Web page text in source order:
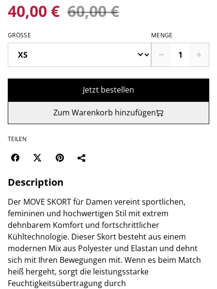
40,00 € 60,00 €
GRÖSSE MENGE
Jetzt bestellen
Zum Warenkorb hinzufügen
TEILEN
Description
Der MOVE SKORT für Damen vereint sportlichen,
femininen und hochwertigen Stil mit extrem
dehnbarem Komfort und fortschrittlicher
Kühltechnologie. Dieser Skort besteht aus einem
modernen Mix aus Polyester und Elastan und dehnt
sich mit Ihren Bewegungen mit. Wenn es beim Match
heiß hergeht, sorgt die leistungsstarke
Feuchtigkeitsübertragung durch